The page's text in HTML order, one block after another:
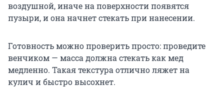
воздушной, иначе на поверхности появятся
пузыри, и она начнет стекать при нанесении.
Готовность можно проверить просто: проведите
венчиком — масса должна стекать как мед
медленно. Такая текстура отлично ляжет на
кулич и быстро высохнет.